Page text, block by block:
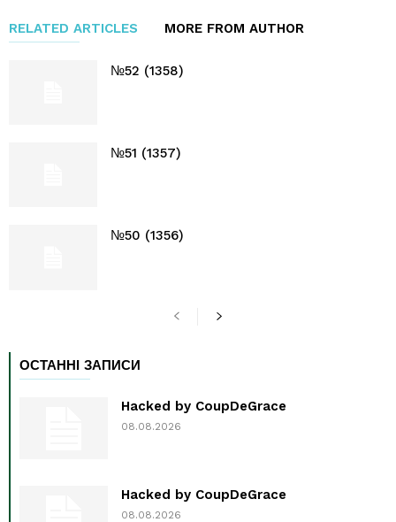
RELATED ARTICLES MORE FROM AUTHOR
№52 (1358)
№51 (1357)
№50 (1356)
ОСТАННІ ЗАПИСИ
Hacked by CoupDeGrace
08.08.2026
Hacked by CoupDeGrace
08.08.2026